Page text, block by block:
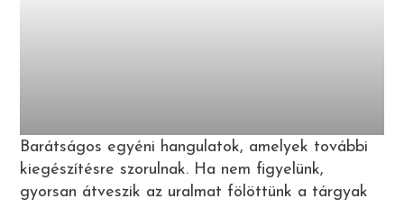
Barátságos egyéni hangulatok, amelyek további
kiegészítésre szorulnak. Ha nem figyelünk,
gyorsan átveszik az uralmat fölöttünk a tárgyak